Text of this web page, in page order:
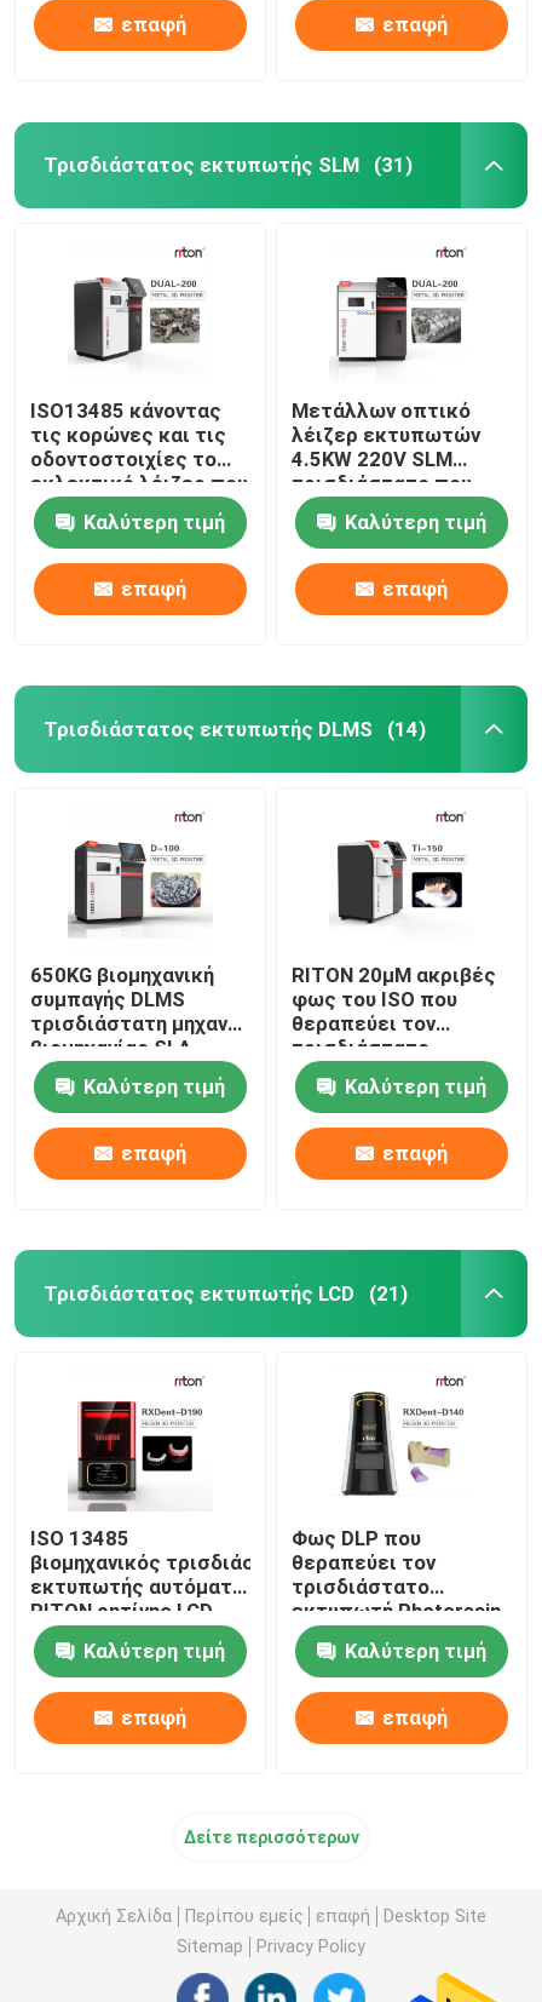
μοσχευμάτων
επαφή επαφή
Τρισδιάστατος εκτυπωτής SLM (31)
ISO13485 κάνοντας
τις κορώνες και τις
οδοντοστοιχίες το
εκλεκτικό λέιζερ που
λειώνει τον
τρισδιάστατο
εκτυπωτή Dual200
Καλύτερη τιμή
επαφή
Μετάλλων οπτικό
λέιζερ εκτυπωτών
4.5KW 220V SLM
τρισδιάστατο που
χαρακτηρίζει τη
μηχανήΚαλύτερη τιμή
επαφή
Τρισδιάστατος εκτυπωτής DLMS (14)
650KG βιομηχανική
συμπαγής DLMS
τρισδιάστατη μηχανή
βιομηχανίας SLA
εκτυπωτών οδοντική
Καλύτερη τιμή
επαφή
RITON 20μM ακριβές
φως του ISO που
θεραπεύει τον
τρισδιάστατο
εκτυπωτή ένα
εκτύπωση
οδοντοστοιχιών
στάσεων
Καλύτερη τιμή
επαφή
Τρισδιάστατος εκτυπωτής LCD (21)
ISO 13485
βιομηχανικός τρισδιάστατος
εκτυπωτής αυτόματο τεράστιο 220V
RITON ρητίνης LCD
Καλύτερη τιμή
επαφή
Φως DLP που
θεραπεύει τον
τρισδιάστατο
εκτυπωτή Photoresin
υψηλής ταχύτητας για
την πρότυπη
παραγωγή
Καλύτερη τιμή
επαφή
Δείτε περισσότερων
Αρχική Σελίδα Περίπου εμείς επαφή
Desktop Site
Sitemap
Privacy Policy